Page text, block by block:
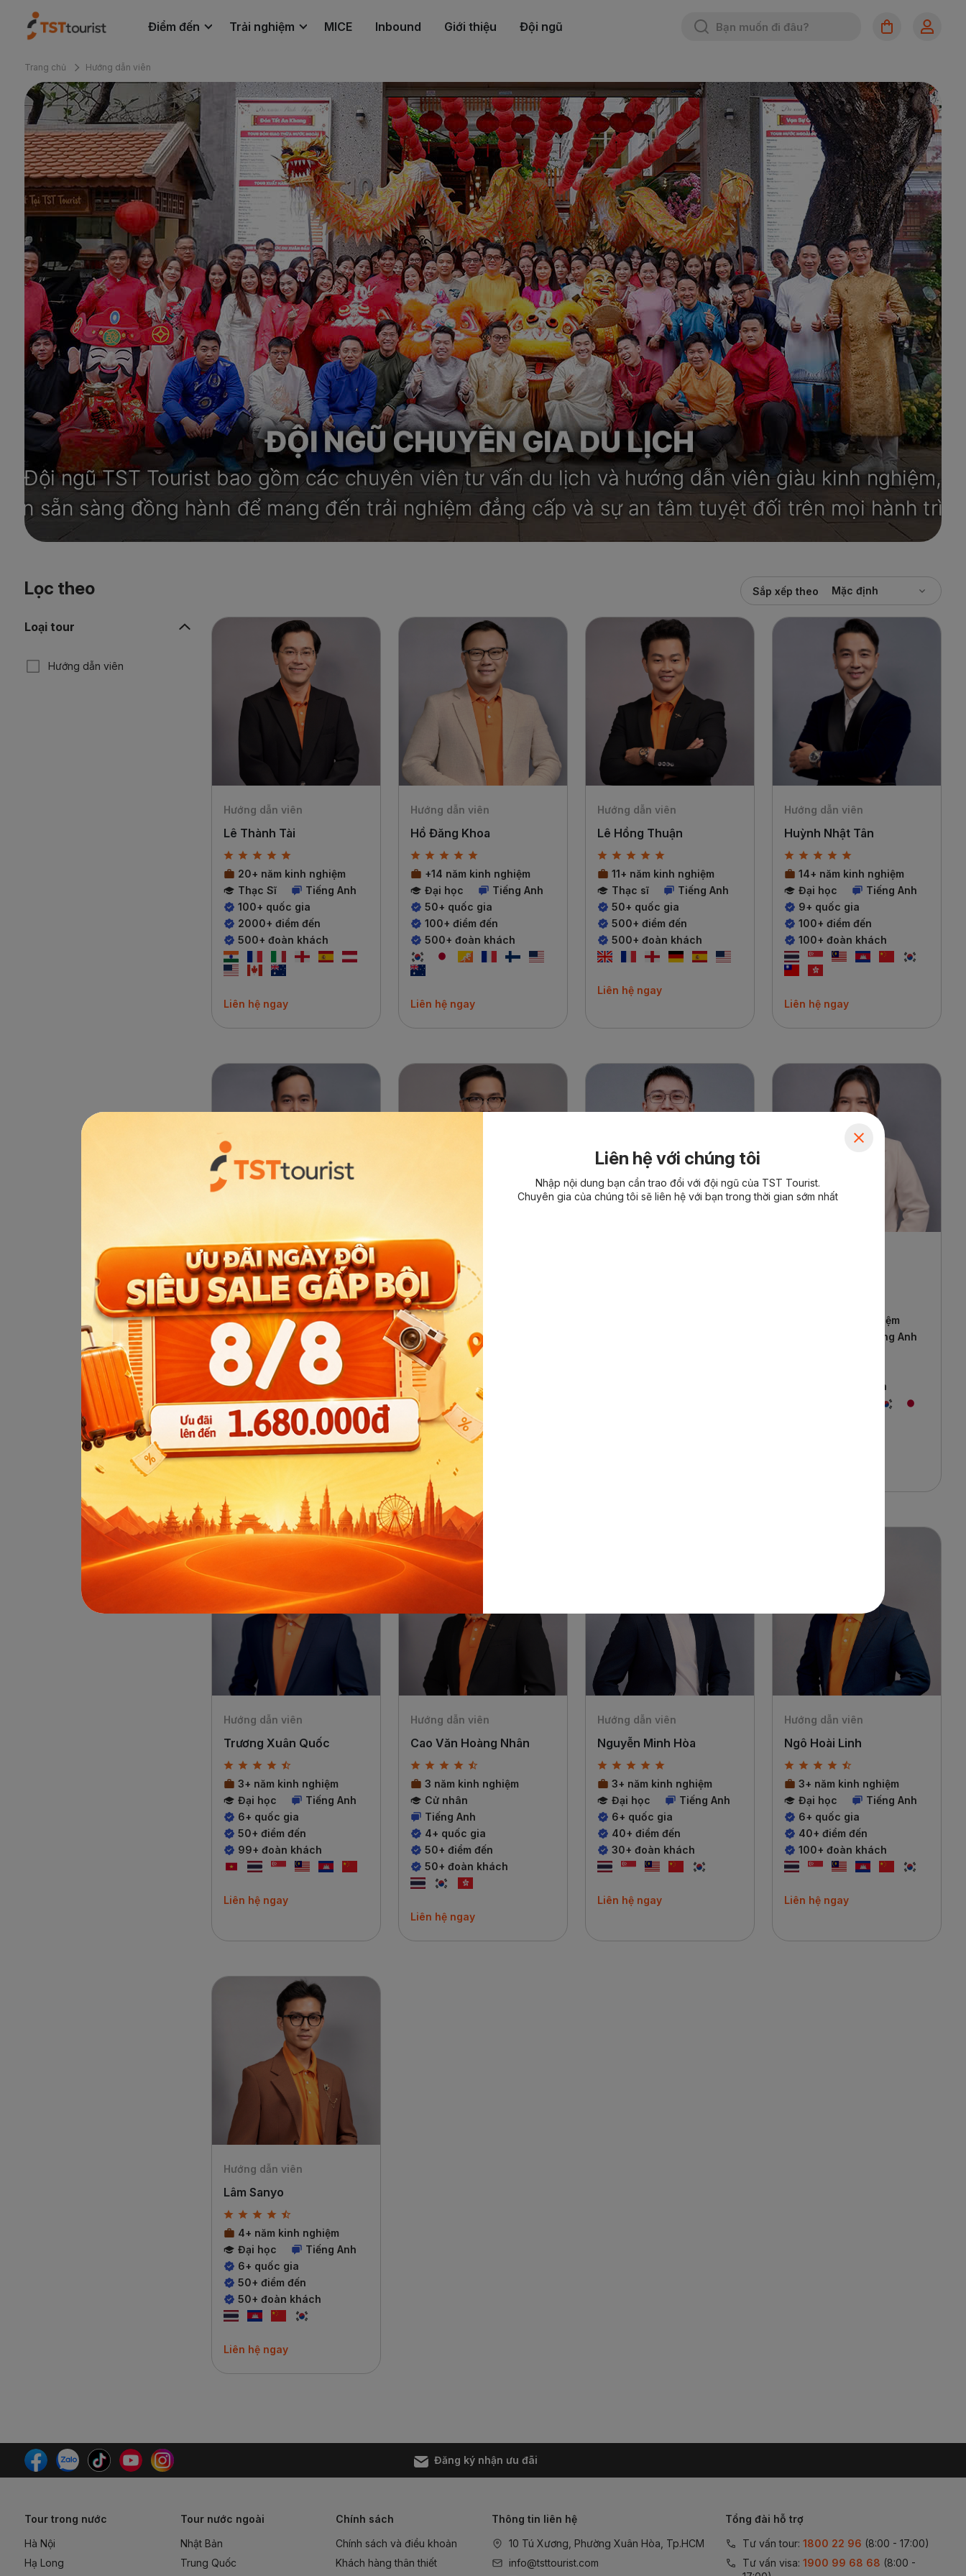
Điểm đến Trải nghiệm MICE Inbound Giới thiệu Đội ngũ
Tin tức Liên hệ
Trang chủ Hướng dẫn viên
Lọc theo
Loại tour
Hướng dẫn viên
Sắp xếp theo Mặc định
Hướng dẫn viên
Lê Thành Tài
20+ năm kinh nghiệm
Thạc Sĩ
Tiếng Anh
100+ quốc gia
2000+ điểm đến
500+ đoàn khách
Liên hệ ngay
Hướng dẫn viên
Hồ Đăng Khoa
+14 năm kinh nghiệm
Đại học
Tiếng Anh
50+ quốc gia
100+ điểm đến
500+ đoàn khách
Liên hệ ngay
Hướng dẫn viên
Lê Hồng Thuận
11+ năm kinh nghiệm
Thạc sĩ
Tiếng Anh
50+ quốc gia
500+ điểm đến
500+ đoàn khách
Liên hệ ngay
Hướng dẫn viên
Huỳnh Nhật Tân
14+ năm kinh nghiệm
Đại học
Tiếng Anh
9+ quốc gia
100+ điểm đến
100+ đoàn khách
Liên hệ ngay
Hướng dẫn viên
Trần Trung Kiên
12+ năm kinh nghiệm
Đại học
Tiếng Anh
20+ quốc gia
100+ điểm đến
100+ đoàn khách
Liên hệ ngay
Hướng dẫn viên
Nguyễn Phương Tiến
11+ năm kinh nghiệm
Đại học
15+ quốc gia
80+ điểm đến
100+ đoàn khách
Liên hệ ngay
8+ năm kinh nghiệm
Tiếng Anh
100+ đoàn khách
Hướng dẫn viên
Trương Xuân Quốc
3+ năm kinh nghiệm
Đại học
Tiếng Anh
6+ quốc gia
50+ điểm đến
99+ đoàn khách
Liên hệ ngay
Hướng dẫn viên
Cao Văn Hoàng Nhân
3 năm kinh nghiệm
Cử nhân
Tiếng Anh
4+ quốc gia
50+ điểm đến
50+ đoàn khách
Liên hệ ngay
Hướng dẫn viên
Nguyễn Minh Hòa
3+ năm kinh nghiệm
Đại học
Tiếng Anh
6+ quốc gia
40+ điểm đến
30+ đoàn khách
Liên hệ ngay
Hướng dẫn viên
Ngô Hoài Linh
3+ năm kinh nghiệm
Đại học
Tiếng Anh
6+ quốc gia
40+ điểm đến
100+ đoàn khách
Liên hệ ngay
Hướng dẫn viên
Lâm Sanyo
4+ năm kinh nghiệm
Đại học
Tiếng Anh
6+ quốc gia
50+ điểm đến
50+ đoàn khách
Liên hệ ngay
Đăng ký nhận ưu đãi
Tour trong nước
Hà Nội
Hạ Long
Tour nước ngoài
Nhật Bản
Trung Quốc
Chính sách
Chính sách và điều khoản
Khách hàng thân thiết
Thông tin liên hệ
10 Tú Xương, Phường Xuân Hòa, Tp.HCM
info@tsttourist.com
Tổng đài hỗ trợ
Tư vấn tour: 1800 22 96 (8:00 - 17:00)
Tư vấn visa: 1900 99 68 68 (8:00 -
Liên hệ với chúng tôi
Nhập nội dung bạn cần trao đổi với đội ngũ của TST Tourist.
Chuyên gia của chúng tôi sẽ liên hệ với bạn trong thời gian sớm nhất